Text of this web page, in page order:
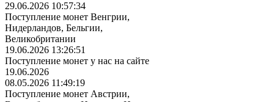
29.06.2026 10:57:34
Поступление монет Венгрии,
Нидерландов, Бельгии,
Великобритании
19.06.2026 13:26:51
Поступление монет у нас на сайте
19.06.2026
08.05.2026 11:49:19
Поступление монет Австрии,